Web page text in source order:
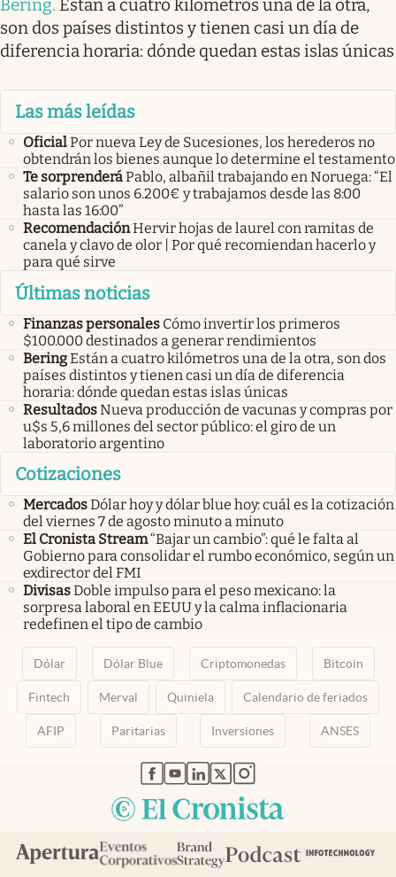
Bering. Están a cuatro kilómetros una de la otra,
son dos países distintos y tienen casi un día de
diferencia horaria: dónde quedan estas islas únicas
Las más leídas
OficialPor nueva Ley de Sucesiones, los herederos no
obtendrán los bienes aunque lo determine el testamento
Te sorprenderáPablo, albañil trabajando en Noruega: “El
salario son unos 6.200€ y trabajamos desde las 8:00
hasta las 16:00”
RecomendaciónHervir hojas de laurel con ramitas de
canela y clavo de olor | Por qué recomiendan hacerlo y
para qué sirve
Últimas noticias
Finanzas personales Cómo invertir los primeros
$100.000 destinados a generar rendimientos
BeringEstán a cuatro kilómetros una de la otra, son dos
países distintos y tienen casi un día de diferencia
horaria: dónde quedan estas islas únicas
ResultadosNueva producción de vacunas y compras por
u$s 5,6 millones del sector público: el giro de un
laboratorio argentino
Cotizaciones
MercadosDólar hoy y dólar blue hoy: cuál es la cotización
del viernes 7 de agosto minuto a minuto
El Cronista Stream“Bajar un cambio”: qué le falta al
Gobierno para consolidar el rumbo económico, según un
exdirector del FMI
DivisasDoble impulso para el peso mexicano: la
sorpresa laboral en EEUU y la calma inflacionaria
redefinen el tipo de cambio
Dólar Dólar Blue Criptomonedas Bitcoin
Fintech Merval Quiniela Calendario de feriados
AFIP Paritarias Inversiones ANSES
abre en nueva pestaña
abre en nueva pestaña
abre en nueva pestaña
abre en nueva pestaña
abre en nueva pestaña